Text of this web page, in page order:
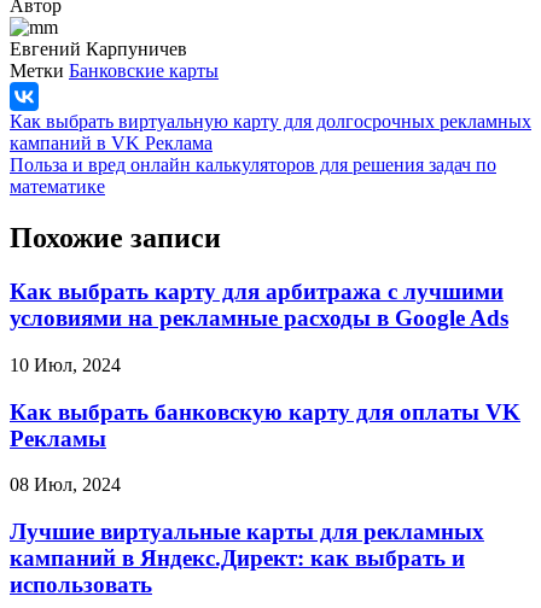
Автор
Евгений Карпуничев
Метки Банковские карты
Как выбрать виртуальную карту для долгосрочных рекламных
кампаний в VK Реклама
Польза и вред онлайн калькуляторов для решения задач по
математике
Похожие записи
Как выбрать карту для арбитража с лучшими
условиями на рекламные расходы в Google Ads
10 Июл, 2024
Как выбрать банковскую карту для оплаты VK
Рекламы
08 Июл, 2024
Лучшие виртуальные карты для рекламных
кампаний в Яндекс.Директ: как выбрать и
использовать